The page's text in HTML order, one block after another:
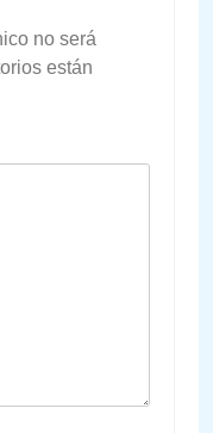
no será
están